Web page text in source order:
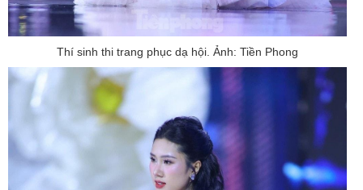
Thí sinh thi trang phục dạ hội. Ảnh: Tiền Phong